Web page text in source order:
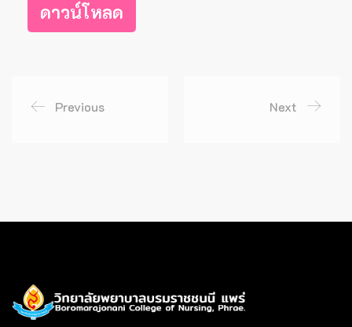
ดาวน์โหลด
Previous Next